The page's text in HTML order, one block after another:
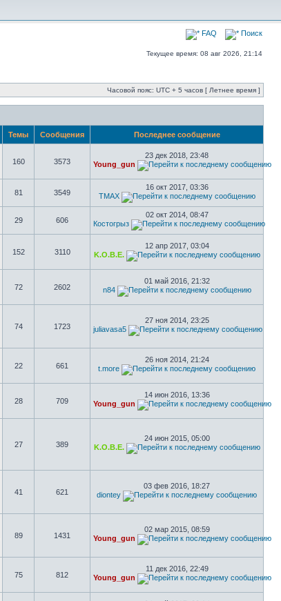
FAQ Поиск
Текущее время: 08 авг 2026, 21:14
Часовой пояс: UTC + 5 часов [ Летнее время ]
Темы Сообщения Последнее сообщение
160 3573
23 дек 2018, 23:48
Young_gun
81 3549
16 окт 2017, 03:36
TMAX
29 606
02 окт 2014, 08:47
Костогрыз
152 3110
12 апр 2017, 03:04
K.O.B.E.
72 2602
01 май 2016, 21:32
n84
74 1723
27 ноя 2014, 23:25
juliavasa5
22 661
26 ноя 2014, 21:24
t.more
28 709
14 июн 2016, 13:36
Young_gun
27 389
24 июн 2015, 05:00
K.O.B.E.
41 621
03 фев 2016, 18:27
diontey
89 1431
02 мар 2015, 08:59
Young_gun
75 812
11 дек 2016, 22:49
Young_gun